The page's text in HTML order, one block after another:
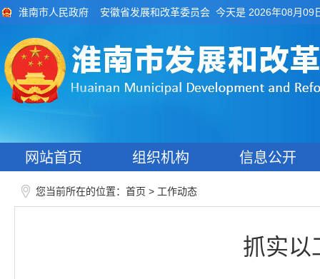
淮南市人民政府 安徽省发展和改革委员会 今天是 2026年08月09
网站首页 组织机构 信息公开
您当前所在的位置： 首页 > 工作动态
抓实以